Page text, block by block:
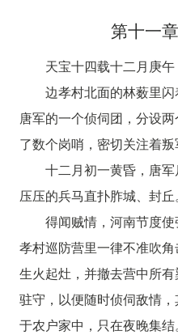
第十一
天宝十四载十二月庚午
边孝村北面的林薮里
唐军的一个侦伺团，分设
了数个岗哨，密切关注着叛
十二月初一黄昏，唐
压压的兵马直扑胙城、封丘。
得闻贼情，河南节度
孝村巡防营里一律不准吹角
生火起灶，并撤去营中所
驻守，以便随时侦伺敌情
于农户家中，只在夜晚集结。